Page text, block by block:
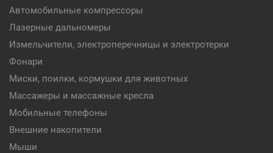
Автомобильные компрессоры
Лазерные дальномеры
Измельчители, электроперечницы и электротерки
Фонари
Миски, поилки, кормушки для животных
Массажеры и массажные кресла
Мобильные телефоны
Внешние накопители
Мыши